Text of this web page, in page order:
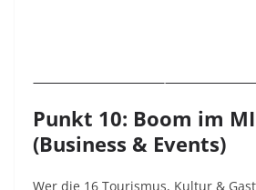
Punkt 10: Boom im
(Business & Events)
Wer die 16 Tourismus, Kultur &